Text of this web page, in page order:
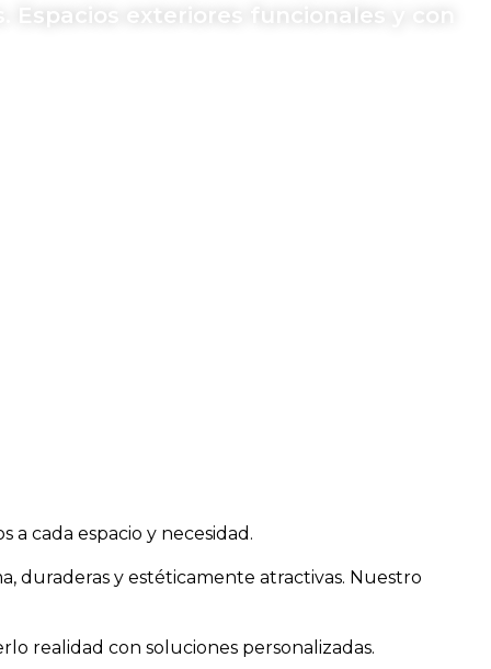
exteriores funcionales y con
a cada espacio y necesidad.
duraderas y estéticamente atractivas. Nuestro
realidad con soluciones personalizadas.